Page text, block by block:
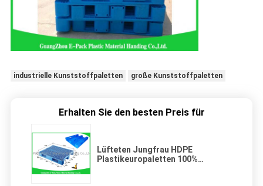
industrielle Kunststoffpaletten große Kunststoffpaletten
Erhalten Sie den besten Preis für
Lüfteten Jungfrau HDPE
Plastikeuropaletten 100%